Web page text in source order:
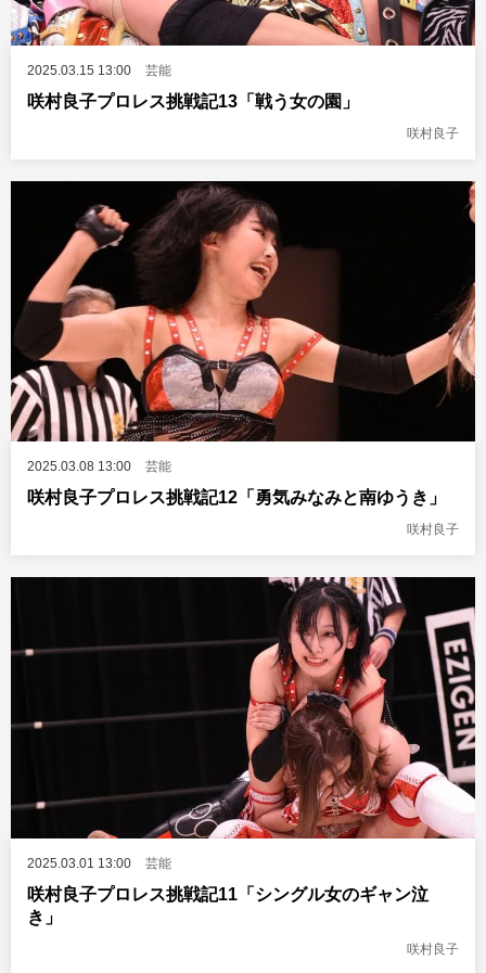
2025.03.15 13:00 芸能
咲村良子プロレス挑戦記13「戦う女の園」
咲村良子
2025.03.08 13:00 芸能
咲村良子プロレス挑戦記12「勇気みなみと南ゆうき」
咲村良子
2025.03.01 13:00 芸能
咲村良子プロレス挑戦記11「シングル女のギャン泣
き」
咲村良子